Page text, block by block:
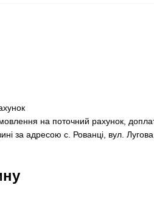
на поточний рахунок,
за адресою с. Рованці, вул.